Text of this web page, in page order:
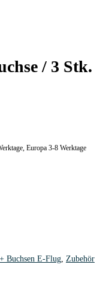
/ 3 Stk.
Europa 3-8 Werktage
Buchsen E-Flug Zubehör